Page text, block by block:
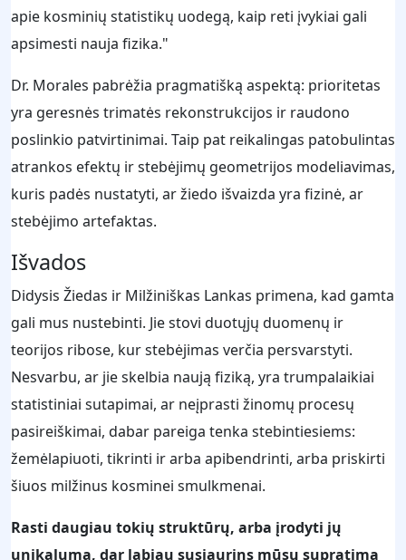
apie kosminių statistikų uodegą, kaip reti įvykiai gali
apsimesti nauja fizika."
Dr. Morales pabrėžia pragmatišką aspektą: prioritetas
yra geresnės trimatės rekonstrukcijos ir raudono
poslinkio patvirtinimai. Taip pat reikalingas patobulintas
atrankos efektų ir stebėjimų geometrijos modeliavimas,
kuris padės nustatyti, ar žiedo išvaizda yra fizinė, ar
stebėjimo artefaktas.
Išvados
Didysis Žiedas ir Milžiniškas Lankas primena, kad gamta
gali mus nustebinti. Jie stovi duotųjų duomenų ir
teorijos ribose, kur stebėjimas verčia persvarstyti.
Nesvarbu, ar jie skelbia naują fiziką, yra trumpalaikiai
statistiniai sutapimai, ar neįprasti žinomų procesų
pasireiškimai, dabar pareiga tenka stebintiesiems:
žemėlapiuoti, tikrinti ir arba apibendrinti, arba priskirti
šiuos milžinus kosminei smulkmenai.
Rasti daugiau tokių struktūrų, arba įrodyti jų
unikalumą, dar labiau susiaurins mūsų supratimą